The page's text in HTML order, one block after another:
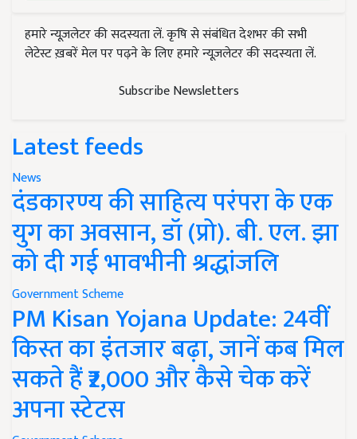
हमारे न्यूज़लेटर की सदस्यता लें. कृषि से संबंधित देशभर की सभी
लेटेस्ट ख़बरें मेल पर पढ़ने के लिए हमारे न्यूज़लेटर की सदस्यता लें.
Subscribe Newsletters
Latest feeds
News
दंडकारण्य की साहित्य परंपरा के एक
युग का अवसान, डॉ (प्रो). बी. एल. झा
को दी गई भावभीनी श्रद्धांजलि
Government Scheme
PM Kisan Yojana Update: 24वीं
किस्त का इंतजार बढ़ा, जानें कब मिल
सकते हैं ₹2,000 और कैसे चेक करें
अपना स्टेटस